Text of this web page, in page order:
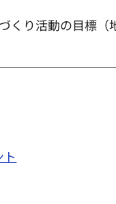
くり活動の目標（